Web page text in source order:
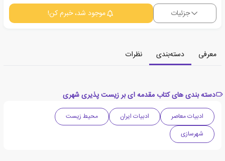
جزئیات موجود شد، خبرم کن!
معرفی دسته‌بندی نظرات
دسته بندی های کتاب مقدمه ای بر زیست پذیری شهری
ادبیات معاصر ادبیات ایران
محیط زیست
شهرسازی